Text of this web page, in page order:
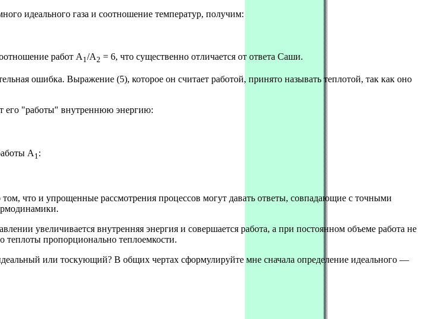
идеального газа и соотношение температур, получим:
работ А 1/А2 = 6, что существенно отличается от ответа Саши.
ошибка. Выражение (5), которое он считает работой, принято называть теплотой, так как оно
его "работы" внутреннюю энергию:
А1 :
что и упрощенные рассмотрения процессов могут давать ответы, совпадающие с точными
увеличивается внутренняя энергия и совершается работа, а при постоянном объеме работа не
теплоты пропорционально теплоемкости.
или тоскующий? В общих чертах сформулируйте мне сначала определение идеального —